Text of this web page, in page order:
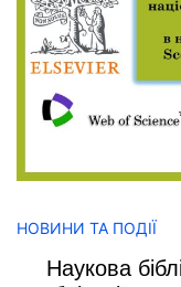
НОВИНИ ТА ПОДІЇ
Наукова